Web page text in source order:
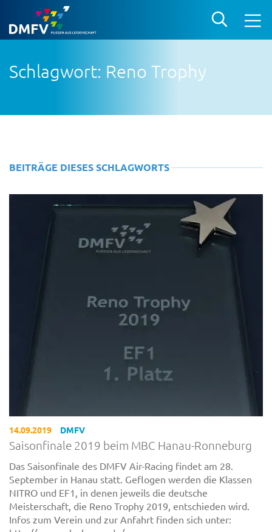
Schlagwort: Reno Trophy
BEITRÄGE DIESES SCHLAGWORTS
14.09.2019 DMFV
Saisonfinale 2019 beim MBC Hanau-Ronneburg
Das Saisonfinale des DMFV Air-Racing findet am 28.
September in Hanau statt. Geflogen werden die Klassen
NITRO und EF1, in denen jeweils die deutsche
Meisterschaft, die Reno Trophy 2019, entschieden wird.
Infos zum Verein und zur Anfahrt finden sich unter: